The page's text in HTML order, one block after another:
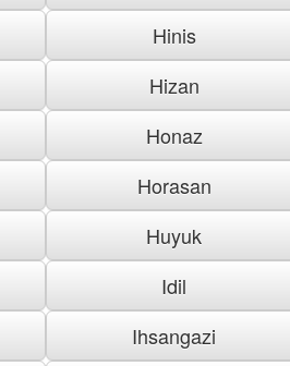
Hinis
Hizan
Honaz
Horasan
Huyuk
Idil
Ihsangazi